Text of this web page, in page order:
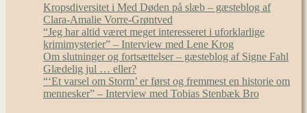
Kropsdiversitet i Med Døden på slæb – gæsteblog af
Clara-Amalie Vorre-Grøntved
“Jeg har altid været meget interesseret i uforklarlige
krimimysterier” – Interview med Lene Krog
Om slutninger og fortsættelser – gæsteblog af Signe Fahl
Glædelig jul … eller?
“‘Et varsel om Storm’ er først og fremmest en historie om
mennesker” – Interview med Tobias Stenbæk Bro